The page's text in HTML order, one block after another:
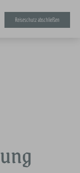
Reiseschutz abschließen